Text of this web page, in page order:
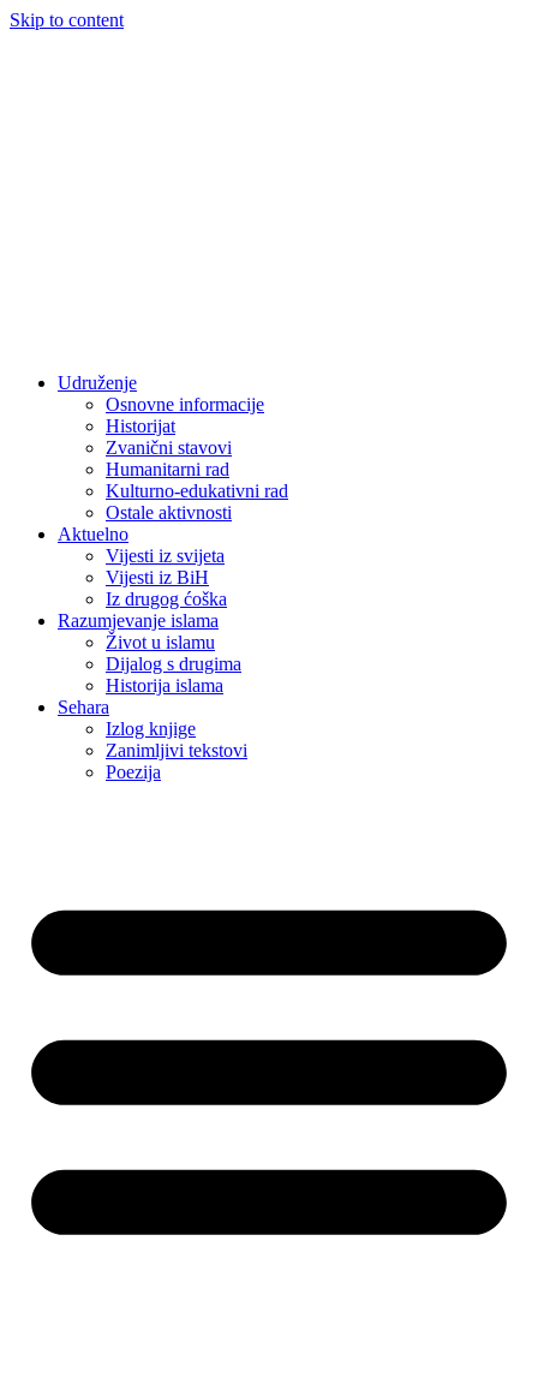
Skip to content
Udruženje
Osnovne informacije
Historijat
Zvanični stavovi
Humanitarni rad
Kulturno-edukativni rad
Ostale aktivnosti
Aktuelno
Vijesti iz svijeta
Vijesti iz BiH
Iz drugog ćoška
Razumjevanje islama
Život u islamu
Dijalog s drugima
Historija islama
Sehara
Izlog knjige
Zanimljivi tekstovi
Poezija